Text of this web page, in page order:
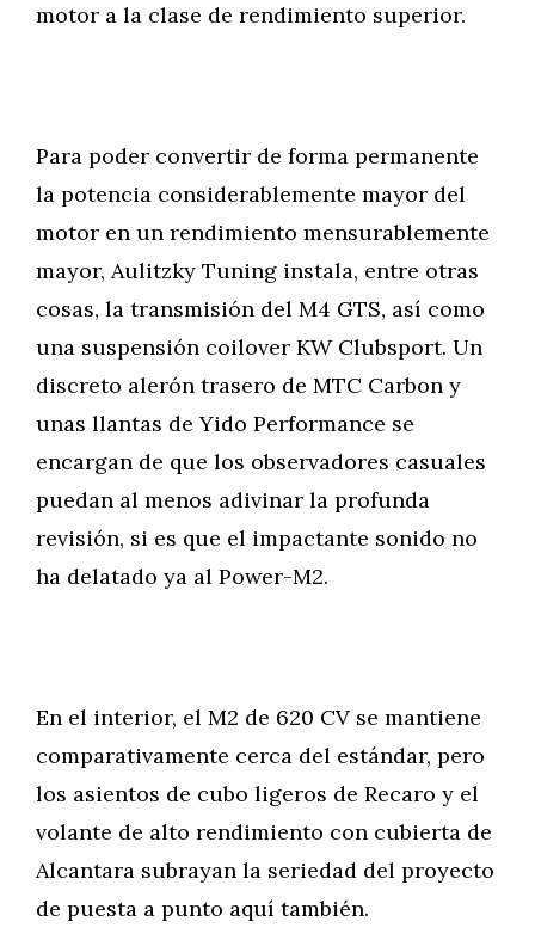
motor a la clase de rendimiento superior.
Para poder convertir de forma permanente
la potencia considerablemente mayor del
motor en un rendimiento mensurablemente
mayor, Aulitzky Tuning instala, entre otras
cosas, la transmisión del M4 GTS, así como
una suspensión coilover KW Clubsport. Un
discreto alerón trasero de MTC Carbon y
unas llantas de Yido Performance se
encargan de que los observadores casuales
puedan al menos adivinar la profunda
revisión, si es que el impactante sonido no
ha delatado ya al Power-M2.
En el interior, el M2 de 620 CV se mantiene
comparativamente cerca del estándar, pero
los asientos de cubo ligeros de Recaro y el
volante de alto rendimiento con cubierta de
Alcantara subrayan la seriedad del proyecto
de puesta a punto aquí también.